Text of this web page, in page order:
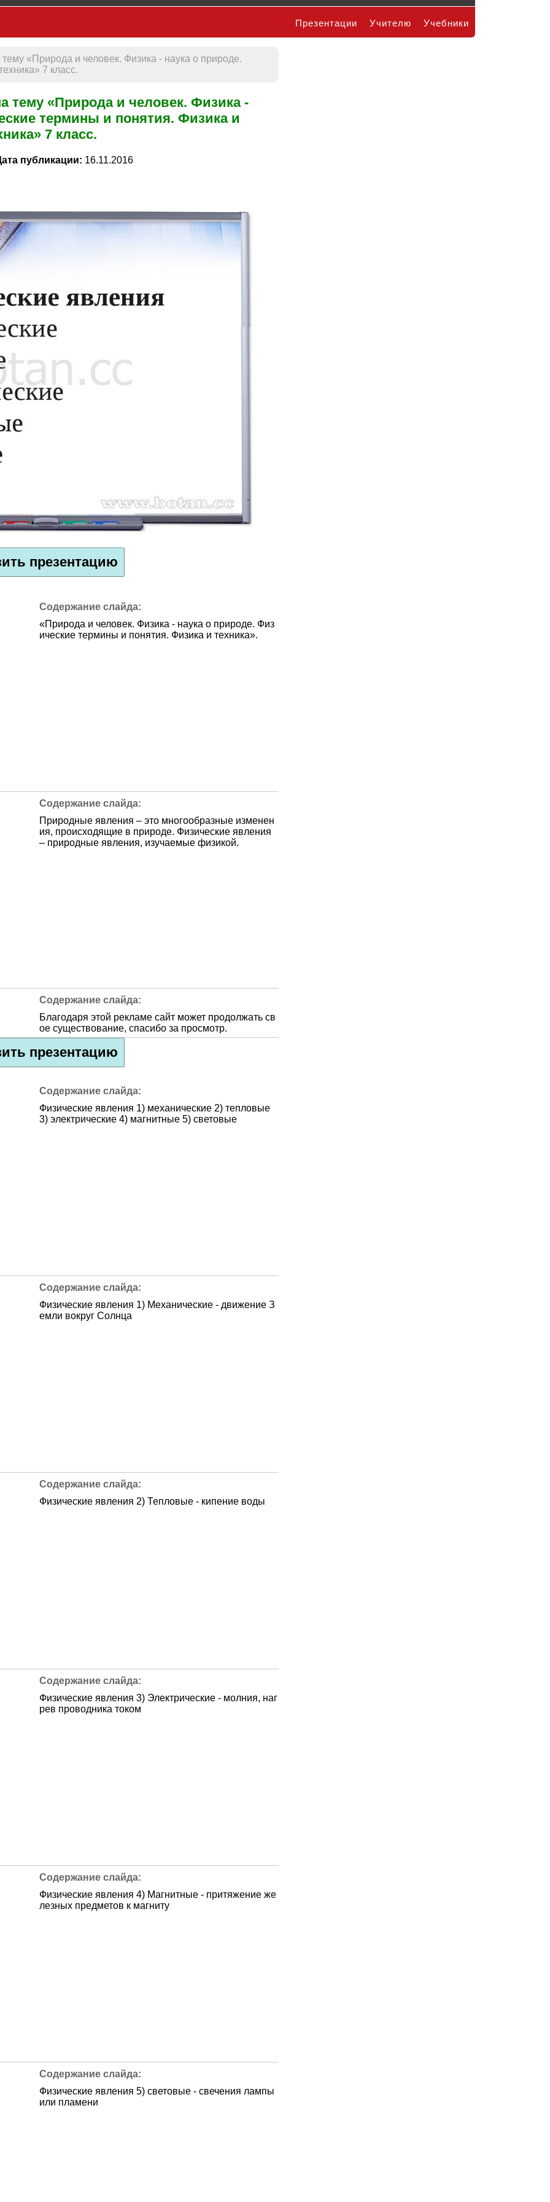
Учебники
Учителю
Презентации
«Природа и человек. Физика - наука о природе.
7 класс.
тему «Природа и человек. Физика -
термины и понятия. Физика и
7 класс.
публикации: 16.11.2016
презентацию
«Природа и человек. Физика - наука о природе. Физ
ические термины и понятия. Физика и техника».
Природные явления – это многообразные изменен
ия, происходящие в природе. Физические явления
– природные явления, изучаемые физикой.
Благодаря этой рекламе сайт может продолжать св
ое существование, спасибо за просмотр.
презентацию
Физические явления 1) механические 2) тепловые
3) электрические 4) магнитные 5) световые
Физические явления 1) Механические - движение З
емли вокруг Солнца
Физические явления 2) Тепловые - кипение воды
Физические явления 3) Электрические - молния, наг
рев проводника током
Физические явления 4) Магнитные - притяжение же
лезных предметов к магниту
Физические явления 5) световые - свечения лампы
или пламени